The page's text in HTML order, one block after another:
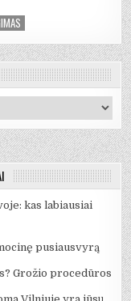
kas labiausiai
pusiausvyrą
Grožio procedūros